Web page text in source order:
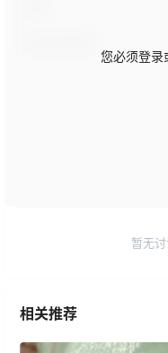
您必须登录
暂无
相关推荐